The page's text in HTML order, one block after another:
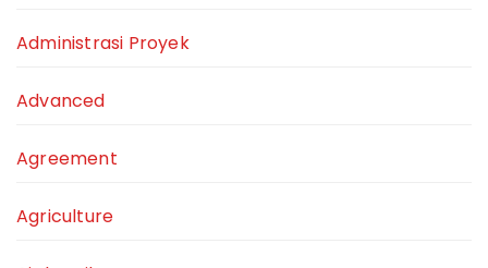
Administrasi Proyek
Advanced
Agreement
Agriculture